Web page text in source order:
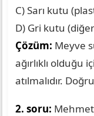
C) Sarı kutu
D) Gri kutu
Çözüm: Meyve
ağırlıklı olduğu
atılmalıdır.
2. soru: